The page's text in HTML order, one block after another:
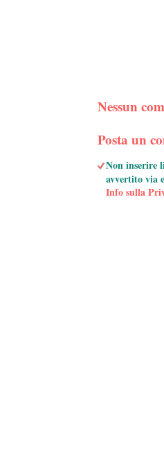
Nessun
Posta un
Non inserire
avvertito via
Info sulla